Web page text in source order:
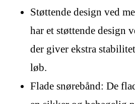
Støttende design ved
har et støttende design
der giver ekstra
løb.
Flade snørebånd: De